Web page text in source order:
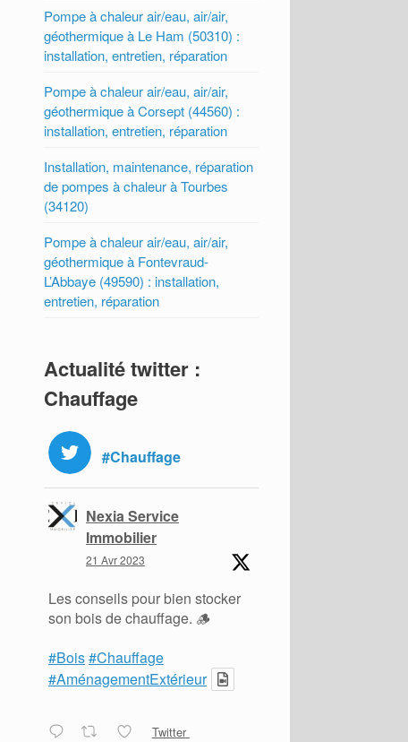
Pompe à chaleur air/eau, air/air,
géothermique à Le Ham (50310) :
installation, entretien, réparation
Pompe à chaleur air/eau, air/air,
géothermique à Corsept (44560) :
installation, entretien, réparation
Installation, maintenance, réparation
de pompes à chaleur à Tourbes
(34120)
Pompe à chaleur air/eau, air/air,
géothermique à Fontevraud-
L’Abbaye (49590) : installation,
entretien, réparation
Actualité twitter :
Chauffage
#Chauffage
Nexia Service
Immobilier
21 Avr 2023
Les conseils pour bien stocker
son bois de chauffage. 🪵
#Bois#Chauffage
#AménagementExtérieur
Twitter